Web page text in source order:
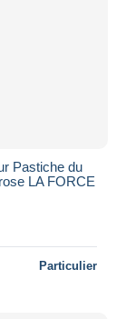
Pastiche du
LA FORCE
Particulier